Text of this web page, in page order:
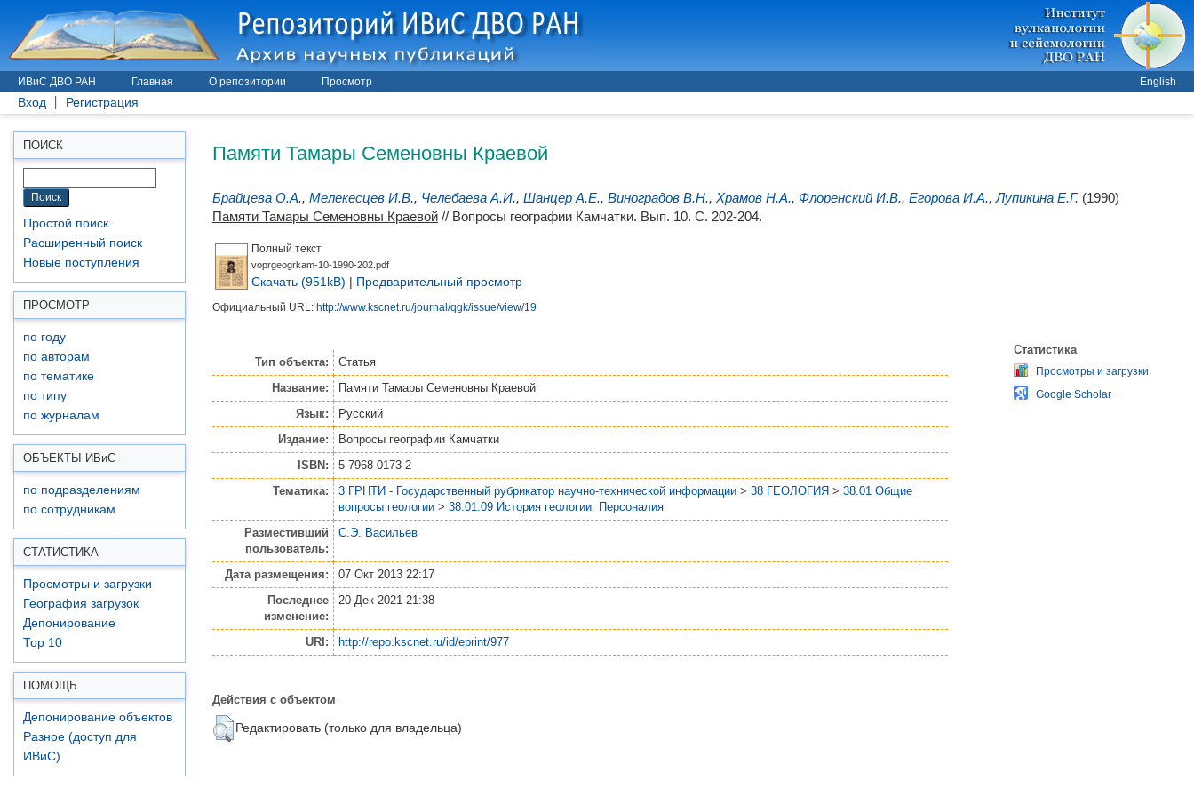
ИВиС ДВО РАН Главная О репозитории Просмотр English
Вход Регистрация
ПОИСК
Простой поиск
Расширенный поиск
Новые поступления
ПРОСМОТР
по году
по авторам
по тематике
по типу
по журналам
ОБЪЕКТЫ ИВиС
по подразделениям
по сотрудникам
СТАТИСТИКА
Просмотры и загрузки
География загрузок
Депонирование
Top 10
ПОМОЩЬ
Депонирование объектов
Разное (доступ для
ИВиС)
Памяти Тамары Семеновны Краевой
Брайцева О.А., Мелекесцев И.В., Челебаева А.И., Шанцер А.Е., Виноградов В.Н., Храмов Н.А., Флоренский И.В., Егорова И.А.,Лупикина Е.Г. (1990)
Памяти Тамары Семеновны Краевой // Вопросы географии Камчатки. Вып. 10. С. 202-204.
Полный текст
voprgeogrkam-10-1990-202.pdf
Скачать (951kB) | Предварительный просмотр
Официальный URL: http://www.kscnet.ru/journal/qgk/issue/view/19
Тип объекта:
Статья
Название:
Памяти Тамары Семеновны Краевой
Язык:
Русский
Издание:
Вопросы географии Камчатки
ISBN:
5-7968-0173-2
Тематика:
3 ГРНТИ - Государственный рубрикатор научно-технической информации > 38 ГЕОЛОГИЯ > 38.01 Общие
вопросы геологии > 38.01.09 История геологии. Персоналия
Разместивший
пользователь:
С.Э. Васильев
Дата размещения:
07 Окт 2013 22:17
Последнее
изменение:
20 Дек 2021 21:38
URI: http://repo.kscnet.ru/id/eprint/977
Действия с объектом
Редактировать (только для владельца)
Статистика
Просмотры и загрузки
Google Scholar